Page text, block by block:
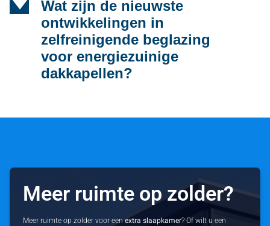
d
Wat zijn de nieuwste
ontwikkelingen in
zelfreinigende beglazing
voor energiezuinige
dakkapellen?
Meer ruimte op zolder?
Meer ruimte op zolder voor eenextra slaapkamer? Of wilt u een